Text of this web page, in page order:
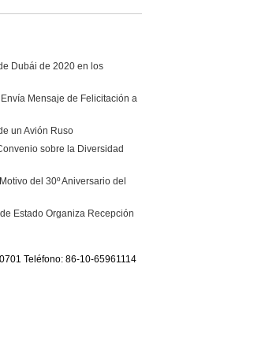
Dubái de 2020 en los
Mensaje de Felicitación a
un Avión Ruso
sobre la Diversidad
del 30º Aniversario del
Estado Organiza Recepción
Teléfono: 86-10-65961114